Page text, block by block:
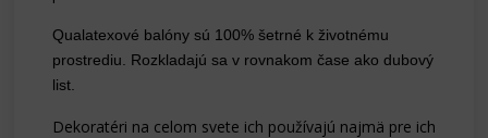
Qualatexové balóny sú 100% šetrné k životnému
prostrediu. Rozkladajú sa v rovnakom čase ako dubový
list.
Dekoratéri na celom svete ich používajú najmä pre ich